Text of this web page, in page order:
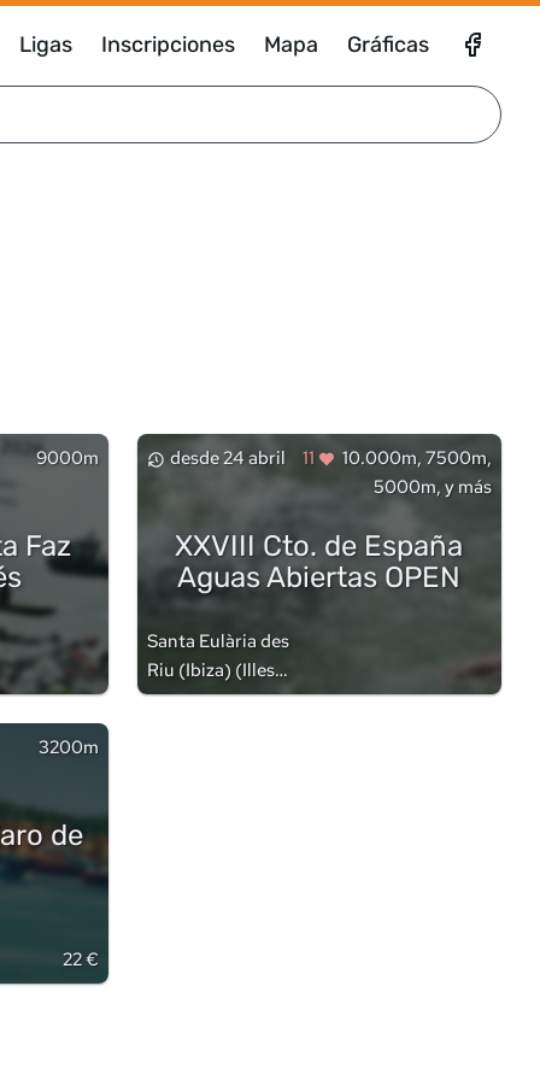
Ligas Inscripciones Mapa Gráficas
9000m
Faz
desde24 abril 11
10.000m, 7500m,
5000m, y más
XXVIII Cto. de España
Aguas Abiertas OPEN
Santa Eulària des
Riu (Ibiza) (Illes
Balears)
3200m
de
22 €